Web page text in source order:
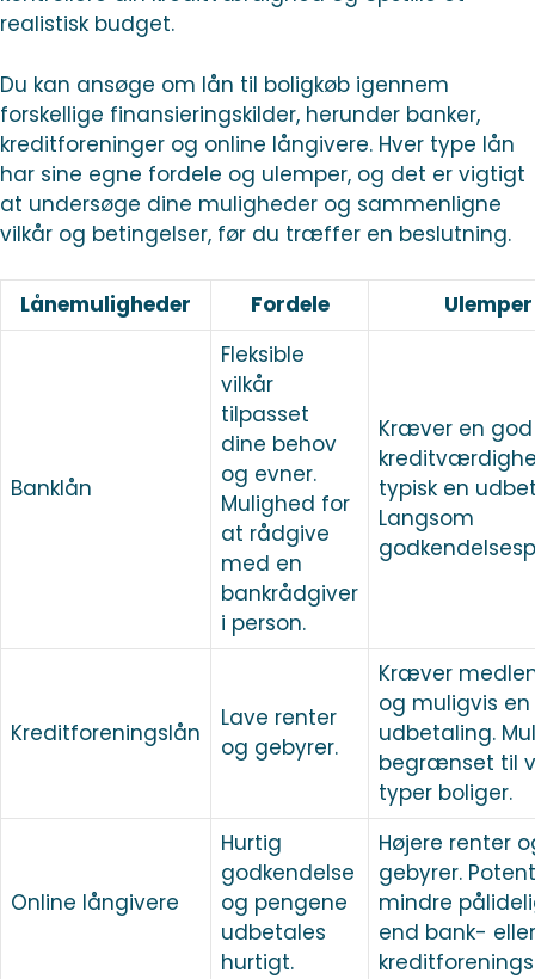
realistisk budget.
Du kan ansøge om lån til boligkøb igennem
forskellige finansieringskilder, herunder banker,
kreditforeninger og online långivere. Hver type lån
har sine egne fordele og ulemper, og det er vigtigt
at undersøge dine muligheder og sammenligne
vilkår og betingelser, før du træffer en beslutning.
Lånemuligheder Fordele Ulemper
Banklån
Fleksible
vilkår
tilpasset
dine behov
og evner.
Mulighed for
at rådgive
med en
bankrådgiver
i person.
Kræver en god
typisk en
Langsom
Kreditforeningslån
Lave renter
og gebyrer.
Kræver
og muligvis en
udbetaling.
begrænset til
typer boliger.
Online långivere
Hurtig
godkendelse
og pengene
udbetales
hurtigt.
Højere renter
gebyrer.
mindre
end bank- eller